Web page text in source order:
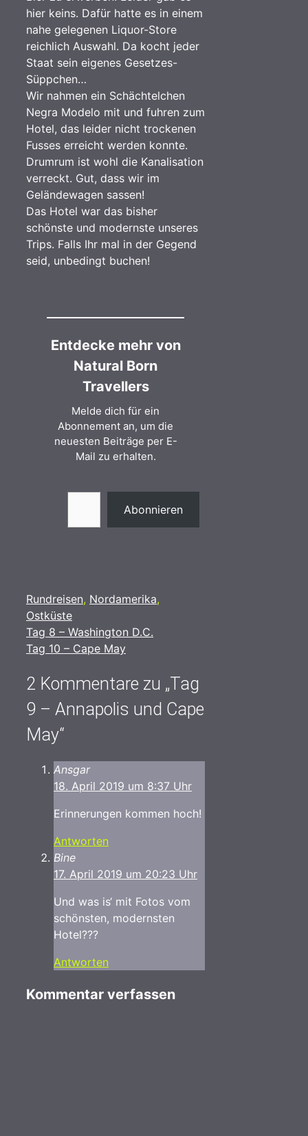
hier keins. Dafür hatte es in einem
nahe gelegenen Liquor-Store
reichlich Auswahl. Da kocht jeder
Staat sein eigenes Gesetzes-
Süppchen…
Wir nahmen ein Schächtelchen
Negra Modelo mit und fuhren zum
Hotel, das leider nicht trockenen
Fusses erreicht werden konnte.
Drumrum ist wohl die Kanalisation
verreckt. Gut, dass wir im
Geländewagen sassen!
Das Hotel war das bisher
schönste und modernste unseres
Trips. Falls Ihr mal in der Gegend
seid, unbedingt buchen!
Entdecke mehr von
Natural Born
Travellers
Melde dich für ein
Abonnement an, um die
neuesten Beiträge per E-
Mail zu erhalten.
Gib deine E-Mail-Adresse ein ...
Abonnieren
Kategorien
Rundreisen, Nordamerika,
Ostküste
Tag 8 – Washington D.C.
Tag 10 – Cape May
2 Kommentare zu „Tag
9 – Annapolis und Cape
May“
Ansgar
18. April 2019 um 8:37 Uhr
Erinnerungen kommen hoch!
Antworten
Bine
17. April 2019 um 20:23 Uhr
Und was is‘ mit Fotos vom
schönsten, modernsten
Hotel???
Antworten
Kommentar verfassen